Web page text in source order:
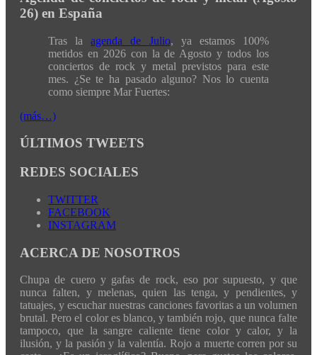
26) en España
Tras laagenda de Julio, ya estamos 100%
metidos en 2026 con la de Agosto y todos los
conciertos de rock y metal previstos para este
mes. ¿Se te ha pasado alguno? Nos lo cuenta
como siempre Mar Fuertes:
(más…)
ÚLTIMOS TWEETS
REDES SOCIALES
TWITTER
FACEBOOK
INSTAGRAM
ACERCA DE NOSOTROS
Chupa de cuero y gafas de rock, eso por supuesto, y que
nunca falten, y melenas, quien las tenga, y pendientes, y
tatuajes, y escuchar nuestras canciones favoritas a un volumen
brutal. Pero el color es blanco, y también rojo, que nunca falte
tampoco, que la sangre caliente tiene color y calor, y la
ilusión, y la pasión y la valentía. Rojo a muerte corren por su